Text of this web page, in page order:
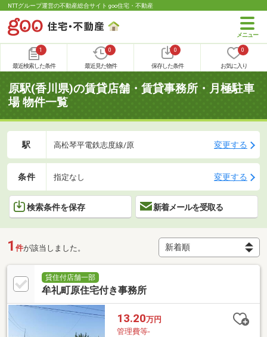
NTTグループ運営の不動産総合サイト goo住宅・不動産
1
最近検索した条件
0
最近見た物件
0
保存した条件
0
お気に入り
原駅(香川県)の賃貸店舗・賃貸事務所・月極駐車
場 物件一覧
駅 高松琴平電鉄志度線/原 変更する
条件 指定なし 変更する
検索条件を保存 新着メールを受取る
1 件が該当しました。
貸住付店舗一部
牟礼町原住宅付き事務所
13.20万円
管理費等-